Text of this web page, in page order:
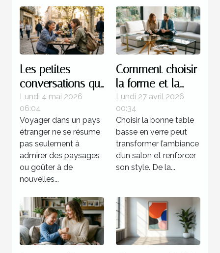
Les petites
conversations qui
transforment
l’expérience d’un
pays
Lundi 4 mai 2026
06:04
Voyager dans un pays
étranger ne se résume
pas seulement à
admirer des paysages
ou goûter à de
nouvelles...
Comment choisir
la forme et la
couleur de votre
table basse en
verre ?
Lundi 27 avril 2026
00:34
Choisir la bonne table
basse en verre peut
transformer l’ambiance
d’un salon et renforcer
son style. De la...